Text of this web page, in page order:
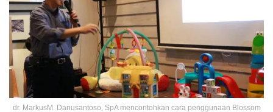
dr. MarkusM. Danusantoso, SpA mencontohkan cara penggunaan Blossom